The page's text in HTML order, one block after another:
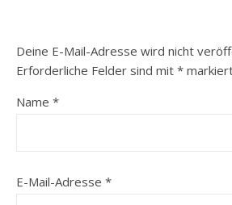
Deine E-Mail-Adresse wird nicht
Erforderliche Felder sind mit *
Name *
E-Mail-Adresse *